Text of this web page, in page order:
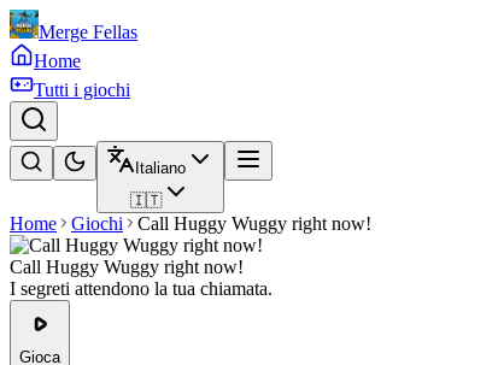
Merge Fellas
Home
Tutti i giochi
Italiano
🇮🇹
Home Giochi Call Huggy Wuggy right now!
Call Huggy Wuggy right now!
I segreti attendono la tua chiamata.
Gioca